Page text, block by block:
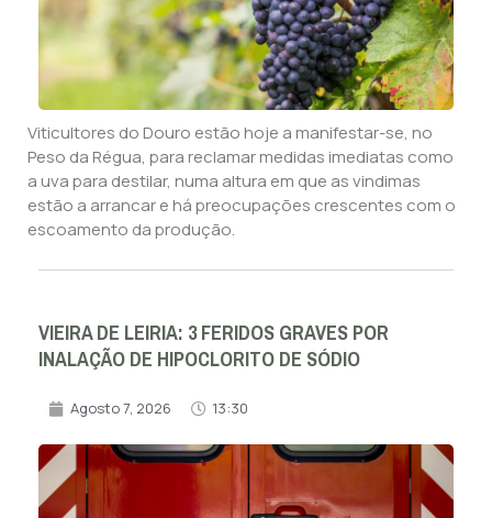
Viticultores do Douro estão hoje a manifestar-se, no
Peso da Régua, para reclamar medidas imediatas como
a uva para destilar, numa altura em que as vindimas
estão a arrancar e há preocupações crescentes com o
escoamento da produção.
VIEIRA DE LEIRIA: 3 FERIDOS GRAVES POR
INALAÇÃO DE HIPOCLORITO DE SÓDIO
Agosto 7, 2026 13:30